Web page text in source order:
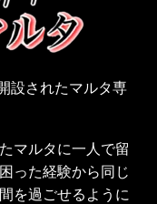
設されたマルタ専
マルタに一人で留
った経験から同じ
を過ごせるように